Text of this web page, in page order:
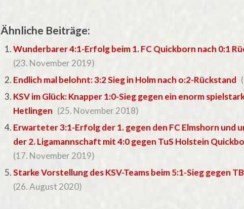
Ähnliche Beiträge:
Wunderbarer 4:1-Erfolg beim 1. FC Quickborn nach 0:1
(23. November 2019)
Endlich mal belohnt: 3:2 Sieg in Holm nach o:2-Rückstand
KSV im Glück: Knapper 1:0-Sieg gegen ein enorm
Hetlingen (25. November 2018)
Erwarteter 3:1-Erfolg der 1. gegen den FC Elmshorn und
der 2. Ligamannschaft mit 4:0 gegen TuS Holstein
(17. November 2019)
Starke Vorstellung des KSV-Teams beim 5:1-Sieg gegen
(26. August 2020)